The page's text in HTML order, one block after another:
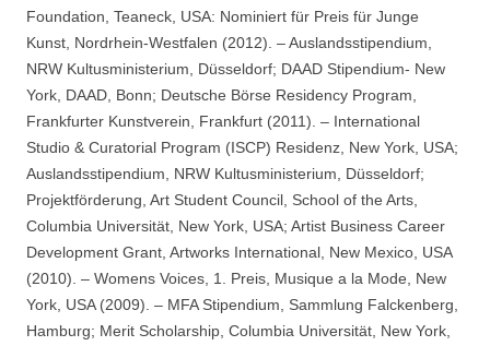
Foundation, Teaneck, USA: Nominiert für Preis für Junge
Kunst, Nordrhein-Westfalen (2012). – Auslandsstipendium,
NRW Kultusministerium, Düsseldorf; DAAD Stipendium- New
York, DAAD, Bonn; Deutsche Börse Residency Program,
Frankfurter Kunstverein, Frankfurt (2011). – International
Studio & Curatorial Program (ISCP) Residenz, New York, USA;
Auslandsstipendium, NRW Kultusministerium, Düsseldorf;
Projektförderung, Art Student Council, School of the Arts,
Columbia Universität, New York, USA; Artist Business Career
Development Grant, Artworks International, New Mexico, USA
(2010). – Womens Voices, 1. Preis, Musique a la Mode, New
York, USA (2009). – MFA Stipendium, Sammlung Falckenberg,
Hamburg; Merit Scholarship, Columbia Universität, New York,